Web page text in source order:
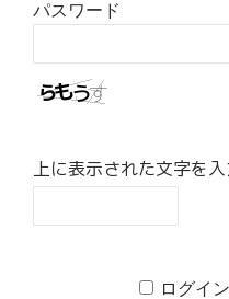
パスワード
上に表示された文字を入
ログイ